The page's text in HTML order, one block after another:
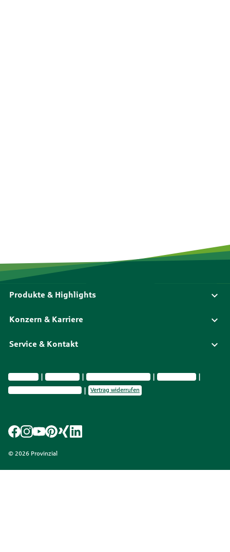
Produkte & Highlights
Konzern & Karriere
Service & Kontakt
Impressum Datenschutz Vermittlerinformationen
Nachhaltig­keit
Privatsphäre-Einstellungen
Vertrag widerrufen